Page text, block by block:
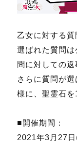
乙女に対する質
選ばれた質問
問に対しての返
さらに質問が
様に、聖霊石を
■開催期間：
2021年3月27